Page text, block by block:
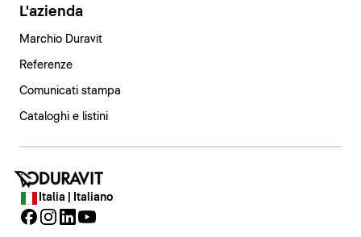
L'azienda
Marchio Duravit
Referenze
Comunicati stampa
Cataloghi e listini
Italia | Italiano